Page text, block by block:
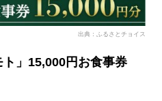
出典：ふるさとチョイス
」15,000円お食事券